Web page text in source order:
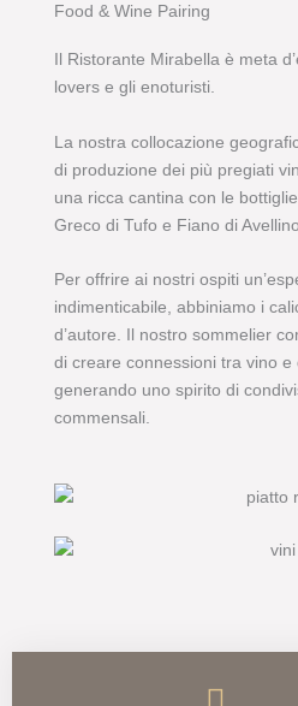
Food & Wine Pairing
Il Ristorante Mirabella è meta
lovers e gli enoturisti.
La nostra collocazione
di produzione dei più pregiati
una ricca cantina con le
Greco di Tufo e Fiano di
Per offrire ai nostri ospiti
indimenticabile, abbiniamo i
d’autore. Il nostro sommelier
di creare connessioni tra vino
generando uno spirito di
commensali.